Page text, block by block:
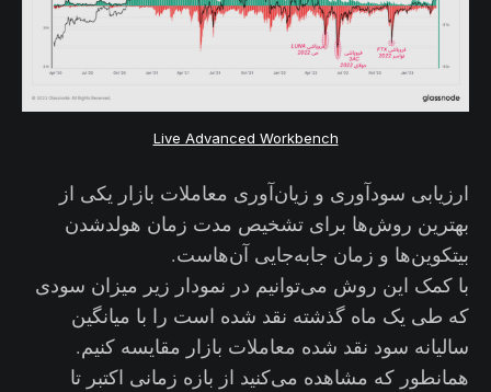
Live Advanced Workbench
ارزیابی سودآوری و زیان‌آوری معاملات بازار یکی از
بهترین روش‌ها برای تشخیص مدت زمان هولد‌شدن
بیتکوین‌ها و زمان جابه‌جایی آن‌هاست.
با کمک این روش می‌توانیم در نمودار زیر میزان سودی
که طی یک ماه گذشته نقد شده است را با میانگین
سالیانه سود نقد شده معاملات بازار مقایسه کنیم.
همانطور که مشاهده می‌کنید از بازه زمانی اکتبر تا